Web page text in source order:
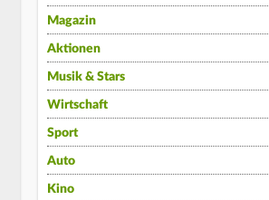
Magazin
Aktionen
Musik & Stars
Wirtschaft
Sport
Auto
Kino